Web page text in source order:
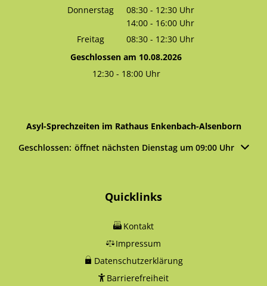
Von 08:30 bis 12:30 Uhr
Donnerstag 08:30 - 12:30 Uhr
Von 08:30 bis 12:30 Uhr
14:00 - 16:00 Uhr
Von 14:00 bis 16:00 Uhr
Freitag 08:30 - 12:30 Uhr
Von 08:30 bis 12:30 Uhr
Geschlossen am 10.08.2026
12:30- 18:00Uhr
Asyl-Sprechzeiten im Rathaus Enkenbach-Alsenborn
Klicken, um weitere Öffnungs- oder Schließzeiten
Geschlossen: öffnet nächsten Dienstag um 09:00 Uhr
Quicklinks
Kontakt
Impressum
Datenschutzerklärung
Barrierefreiheit